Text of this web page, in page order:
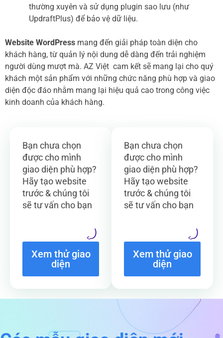
thường xuyên và sử dụng plugin sao lưu (như
UpdraftPlus) để bảo vệ dữ liệu.
Website WordPress mang đến giải pháp toàn diện cho
khách hàng, từ quản lý nội dung dễ dàng đến trải nghiệm
người dùng mượt mà. AZ Việt cam kết sẽ mang lại cho quý
khách một sản phẩm với những chức năng phù hợp và giao
diện độc đáo nhằm mang lại hiệu quả cao trong công việc
kinh doanh của khách hàng.
Bạn chưa chọn
được cho mình
giao diện phù hợp?
Hãy tạo website
trước & chúng tôi
sẽ tư vấn cho bạn
Xem thử giao
diện
Bạn chưa chọn
được cho mình
giao diện phù hợp?
Hãy tạo website
trước & chúng tôi
sẽ tư vấn cho bạn
Xem thử giao
diện